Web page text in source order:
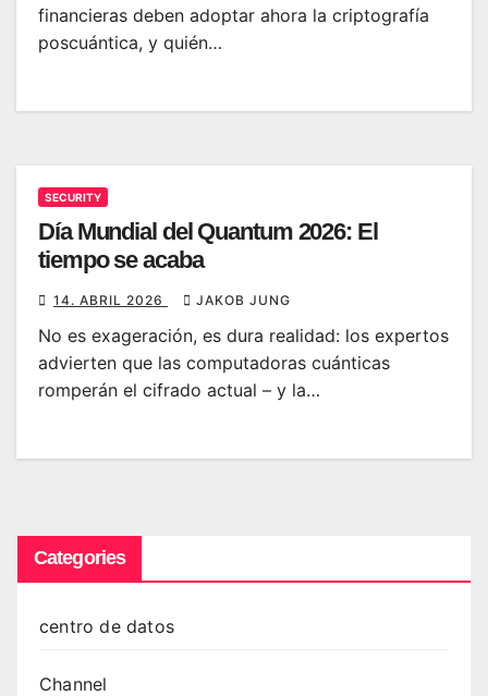
financieras deben adoptar ahora la criptografía
poscuántica, y quién…
SECURITY
Día Mundial del Quantum 2026: El
tiempo se acaba
14. ABRIL 2026 JAKOB JUNG
No es exageración, es dura realidad: los expertos
advierten que las computadoras cuánticas
romperán el cifrado actual – y la…
Categories
centro de datos
Channel